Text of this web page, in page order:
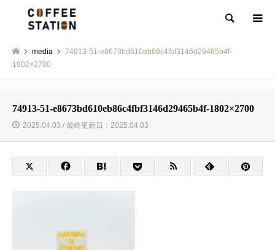
検索
media
74913-51-e8673bd610eb86c4fbf3146d29465b4f-
1802×2700
74913-51-e8673bd610eb86c4fbf3146d29465b4f-1802×2700
2025.04.03 / 最終更新日：2025.04.03